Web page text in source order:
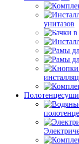
унитазов